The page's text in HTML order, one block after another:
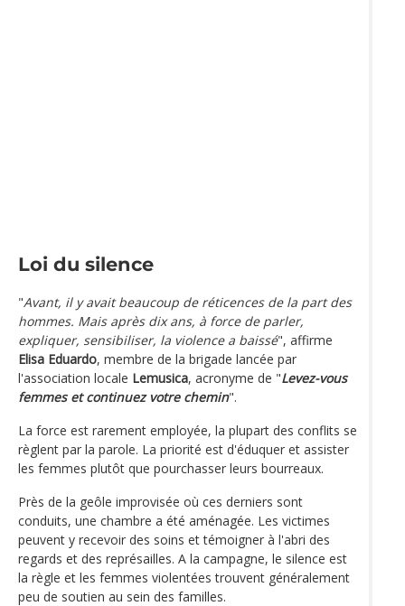
Loi du silence
"Avant, il y avait beaucoup de réticences de la part des
hommes. Mais après dix ans, à force de parler,
expliquer, sensibiliser, la violence a baissé", affirme
Elisa Eduardo, membre de la brigade lancée par
l'association locale Lemusica, acronyme de "Levez-vous
femmes et continuez votre chemin".
La force est rarement employée, la plupart des conflits se
règlent par la parole. La priorité est d'éduquer et assister
les femmes plutôt que pourchasser leurs bourreaux.
Près de la geôle improvisée où ces derniers sont
conduits, une chambre a été aménagée. Les victimes
peuvent y recevoir des soins et témoigner à l'abri des
regards et des représailles. A la campagne, le silence est
la règle et les femmes violentées trouvent généralement
peu de soutien au sein des familles.